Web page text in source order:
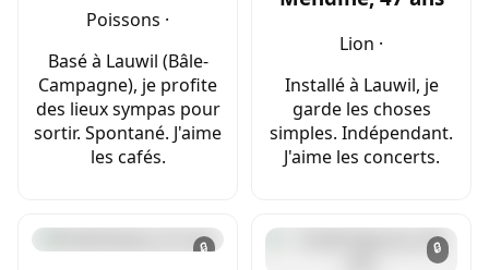
Poissons ·
Basé à Lauwil (Bâle-
Campagne), je profite
des lieux sympas pour
sortir. Spontané. J'aime
les cafés.
Lion ·
Installé à Lauwil, je
garde les choses
simples. Indépendant.
J'aime les concerts.
🔒 🔒